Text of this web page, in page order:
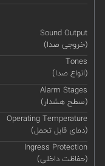
Sound Output
(خروجی صدا)
Tones
(انواع صدا)
Alarm Stages
(سطح هشدار)
Operating Temperature
(دمای قابل تحمل)
Ingress Protection
(حفاظت داخلی)